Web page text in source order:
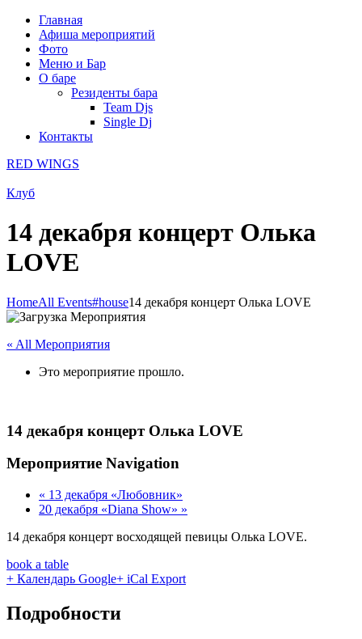
Главная
Афиша мероприятий
Фото
Меню и Бар
О баре
Резиденты бара
Team Djs
Single Dj
Контакты
RED WINGS
Клуб
14 декабря концерт Олька
LOVE
HomeAll Events#house14 декабря концерт Олька LOVE
« All Мероприятия
Это мероприятие прошло.
14 декабря концерт Олька LOVE
Мероприятие Navigation
« 13 декабря «Любовник»
20 декабря «Diana Show» »
14 декабря концерт восходящей певицы Олька LOVE.
book a table
+ Календарь Google+ iCal Export
Подробности